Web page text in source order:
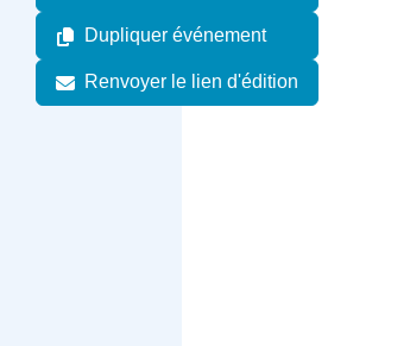
Dupliquer événement
Renvoyer le lien d'édition